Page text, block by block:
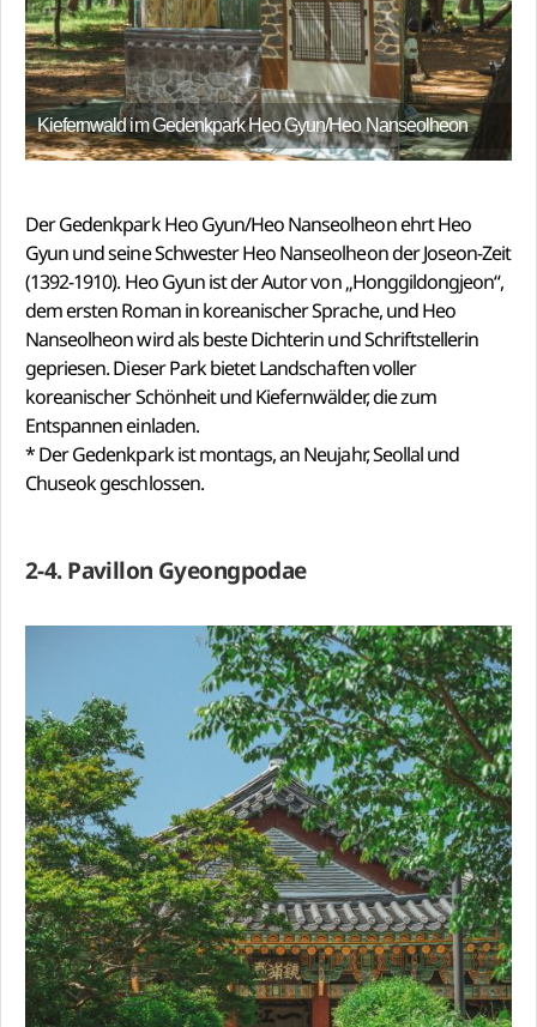
Kiefernwald im Gedenkpark Heo Gyun/Heo Nanseolheon
Der Gedenkpark Heo Gyun/Heo Nanseolheon ehrt Heo
Gyun und seine Schwester Heo Nanseolheon der Joseon-Zeit
(1392-1910). Heo Gyun ist der Autor von „Honggildongjeon“,
dem ersten Roman in koreanischer Sprache, und Heo
Nanseolheon wird als beste Dichterin und Schriftstellerin
gepriesen. Dieser Park bietet Landschaften voller
koreanischer Schönheit und Kiefernwälder, die zum
Entspannen einladen.
* Der Gedenkpark ist montags, an Neujahr, Seollal und
Chuseok geschlossen.
2-4. Pavillon Gyeongpodae